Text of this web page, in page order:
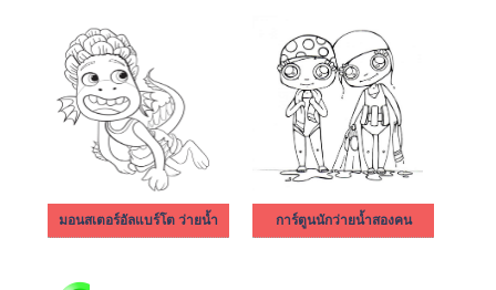
มอนสเตอร์อัลแบร์โต ว่ายน้ำ การ์ตูนนักว่ายน้ำสองคน